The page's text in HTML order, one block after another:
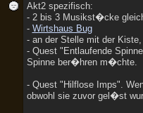
Akt2 spezifisch:
- 2 bis 3 Musikst�cke
- Wirtshaus Bug
- an der Stelle mit der
- Quest "Entlaufende
Spinne ber�hren m�chte.
- Quest "Hilflose Imps".
obwohl sie zuvor gel�st